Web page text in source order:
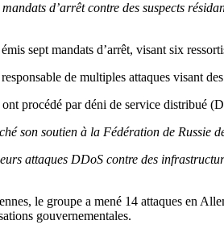
d’arrêt contre des suspects
sept mandats d’arrêt, visant six
de multiples attaques visant
procédé par déni de service distribué
son soutien à la Fédération de Russie
attaques DDoS contre des
le groupe a mené 14 attaques en
gouvernementales.